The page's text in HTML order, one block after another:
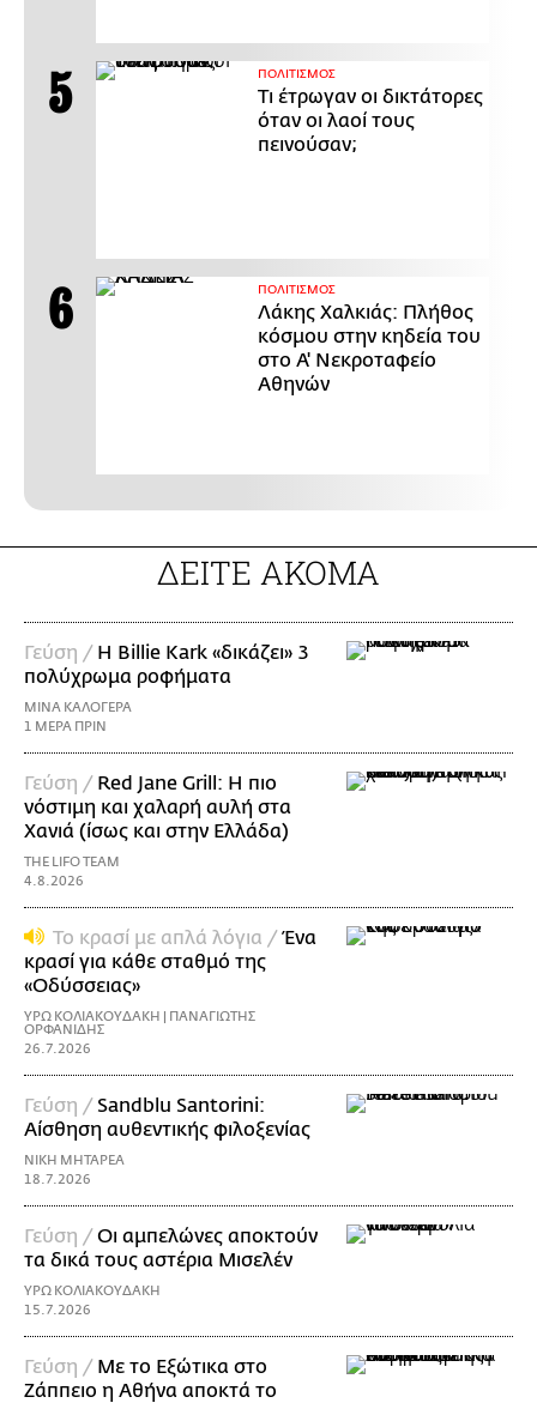
ΠΟΛΙΤΙΣΜΟΣ
Τι έτρωγαν οι δικτάτορες
όταν οι λαοί τους
πεινούσαν;
ΠΟΛΙΤΙΣΜΟΣ
Λάκης Χαλκιάς: Πλήθος
κόσμου στην κηδεία του
στο Α' Νεκροταφείο
Αθηνών
ΔΕΙΤΕ ΑΚΟΜΑ
Γεύση / H Billie Kark «δικάζει» 3
πολύχρωμα ροφήματα
ΜΙΝΑ ΚΑΛΟΓΕΡΑ
1 ΜΕΡΑ ΠΡΙΝ
Γεύση / Red Jane Grill: Η πιο
νόστιμη και χαλαρή αυλή στα
Χανιά (ίσως και στην Ελλάδα)
THE LIFO TEAM
4.8.2026
Το κρασί με απλά λόγια /Ένα
κρασί για κάθε σταθμό της
«Οδύσσειας»
ΥΡΩ ΚΟΛΙΑΚΟΥΔΑΚΗ | ΠΑΝΑΓΙΩΤΗΣ
ΟΡΦΑΝΙΔΗΣ
26.7.2026
Γεύση / Sandblu Santorini:
Αίσθηση αυθεντικής φιλοξενίας
ΝΙΚΗ ΜΗΤΑΡΕΑ
18.7.2026
Γεύση /Οι αμπελώνες αποκτούν
τα δικά τους αστέρια Μισελέν
ΥΡΩ ΚΟΛΙΑΚΟΥΔΑΚΗ
15.7.2026
Γεύση / Με το Εξώτικα στο
Ζάππειο η Αθήνα αποκτά το